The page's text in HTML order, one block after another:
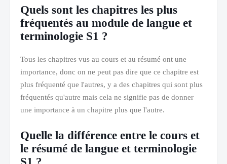
Quels sont les chapitres les plus
fréquentés au module de langue et
terminologie S1 ?
Tous les chapitres vus au cours et au résumé ont une
importance, donc on ne peut pas dire que ce chapitre est
plus fréquenté que l'autres, y a des chapitres qui sont plus
fréquentés qu'autre mais cela ne signifie pas de donner
une importance à un chapitre plus que l'autre.
Quelle la différence entre le cours et
le résumé de langue et terminologie